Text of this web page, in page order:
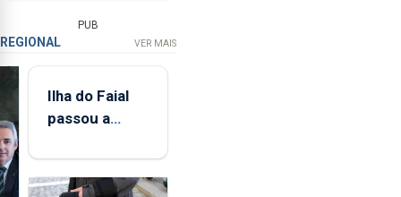
PUB
REGIONAL VER MAIS
Ilha do Faial
passou a
de
monitorização